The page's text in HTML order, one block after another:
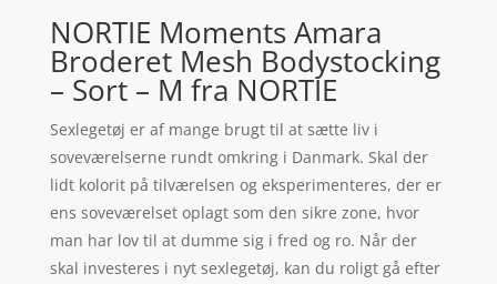
NORTIE Moments Amara
Broderet Mesh Bodystocking
– Sort – M fra NORTIE
Sexlegetøj er af mange brugt til at sætte liv i
soveværelserne rundt omkring i Danmark. Skal der
lidt kolorit på tilværelsen og eksperimenteres, der er
ens soveværelset oplagt som den sikre zone, hvor
man har lov til at dumme sig i fred og ro. Når der
skal investeres i nyt sexlegetøj, kan du roligt gå efter